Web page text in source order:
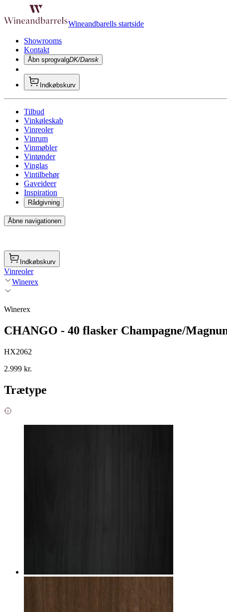
Wineandbarells startside
Showrooms
Kontakt
Åbn sprogvalgDK/Dansk
Indkøbskurv
Tilbud
Vinkøleskab
Vinreoler
Vinrum
Vinmøbler
Vintønder
Vinglas
Vintilbehør
Gaveideer
Inspiration
Rådgivning
Åbne navigationen
Indkøbskurv
Vinreoler
Winerex
Winerex
CHANGO - 40 flasker Champagne/
HX2062
2.999 kr.
Trætype